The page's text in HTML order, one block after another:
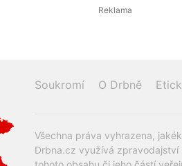
Soukromí O Drbně
Všechna práva vyhrazena,
Drbna.cz využívá zpravodajství